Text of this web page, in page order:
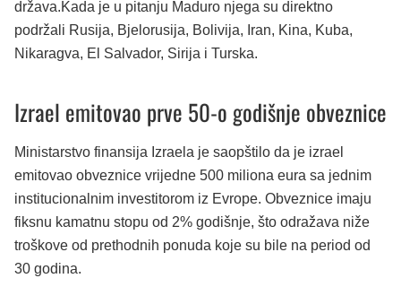
država.Kada je u pitanju Maduro njega su direktno
podržali Rusija, Bjelorusija, Bolivija, Iran, Kina, Kuba,
Nikaragva, El Salvador, Sirija i Turska.
Izrael emitovao prve 50-o godišnje obveznice
Ministarstvo finansija Izraela je saopštilo da je izrael
emitovao obveznice vrijedne 500 miliona eura sa jednim
institucionalnim investitorom iz Evrope. Obveznice imaju
fiksnu kamatnu stopu od 2% godišnje, što odražava niže
troškove od prethodnih ponuda koje su bile na period od
30 godina.